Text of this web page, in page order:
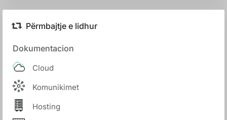
Përmbajtje e lidhur
Dokumentacion
Cloud
Komunikimet
Hosting